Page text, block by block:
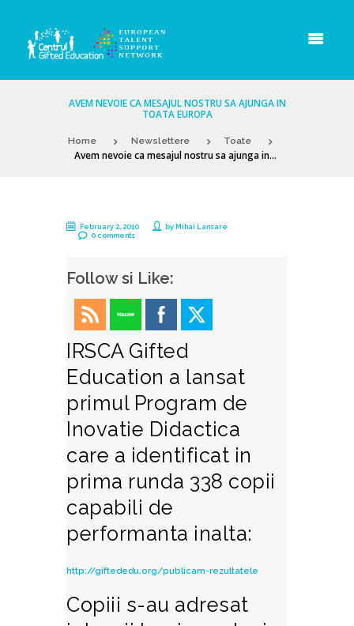
AVEM NEVOIE CA MESAJUL NOSTRU SA AJUNGA IN
TOATA EUROPA
Home Newslettere Toate
Avem nevoie ca mesajul nostru sa ajunga in...
February 2, 2010 by Mihai Lansare
0 comments
Follow si Like:
IRSCA Gifted
Education a lansat
primul Program de
Inovatie Didactica
care a identificat in
prima runda 338 copii
capabili de
performanta inalta:
http://giftededu.org/publicam-rezultatele
Copiii s-au adresat